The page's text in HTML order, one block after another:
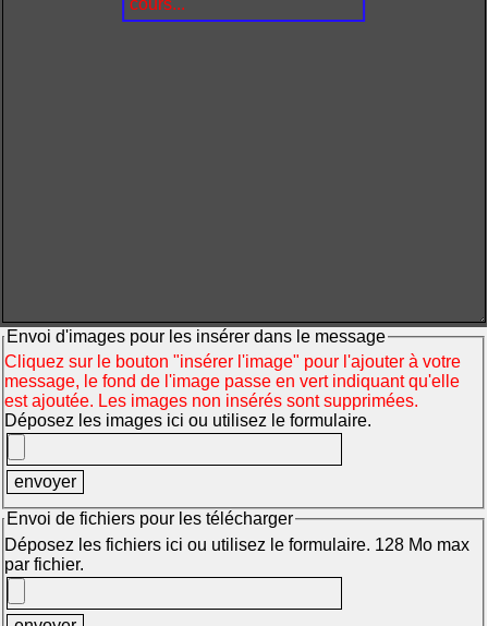
Envoi d'images pour les insérer dans le message
Cliquez sur le bouton "insérer l'image" pour l'ajouter à votre
message, le fond de l'image passe en vert indiquant qu'elle
est ajoutée. Les images non insérés sont supprimées.
Déposez les images ici ou utilisez le formulaire.
Envoi de fichiers pour les télécharger
Déposez les fichiers ici ou utilisez le formulaire. 128 Mo max
par fichier.